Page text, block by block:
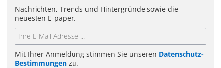
Nachrichten, Trends und Hintergründe sowie die
neuesten E-paper.
Mit Ihrer Anmeldung stimmen Sie unseren Datenschutz-
Bestimmungen zu.